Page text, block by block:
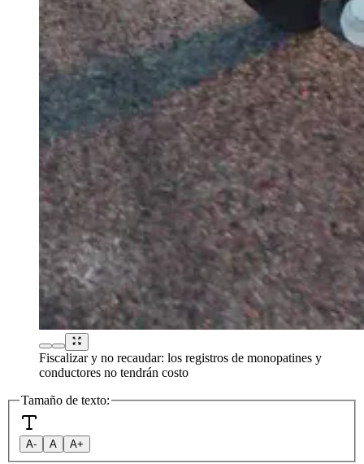
Fiscalizar y no recaudar: los registros de monopatines y
conductores no tendrán costo
Tamaño de texto:
A- A A+